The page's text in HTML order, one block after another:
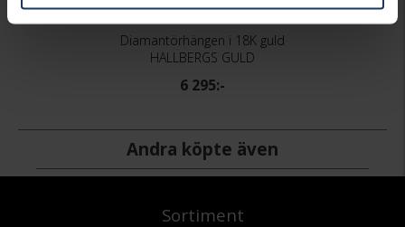
Diamantörhängen i 18K guld
HALLBERGS GULD
6 295:-
Andra köpte även
Sortiment